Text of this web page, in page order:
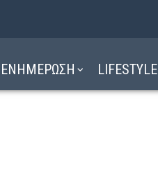
ΕΝΗΜΕΡΩΣΗ LIFESTYLE